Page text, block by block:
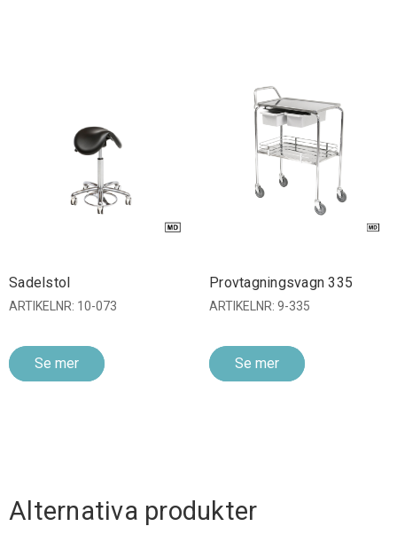
Sadelstol
ARTIKELNR: 10-073
Se mer
Provtagningsvagn 335
ARTIKELNR: 9-335
Se mer
Alternativa produkter